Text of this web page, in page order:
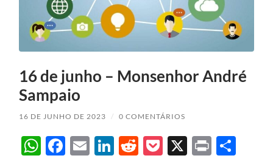
16 de junho – Monsenhor André
Sampaio
16 DE JUNHO DE 2023 / 0 COMENTÁRIOS
WhatsApp
Facebook
EmailLinkedIn
Reddit
Pocket
X Print